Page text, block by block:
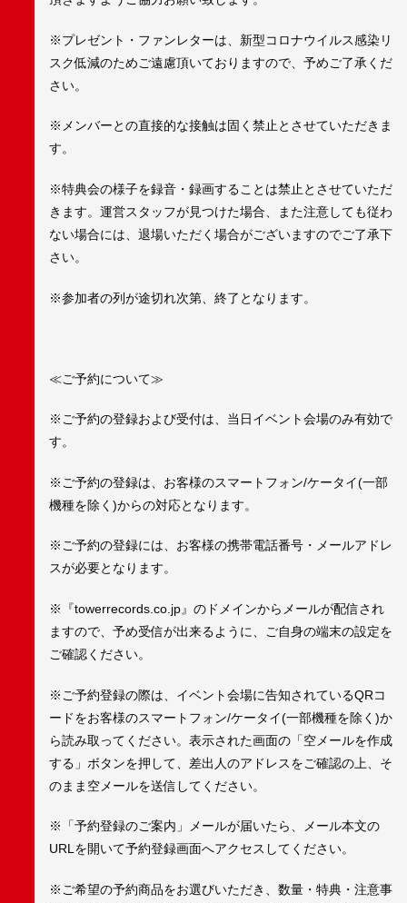
※プレゼント・ファンレターは、新型コロナウイルス感染リ
スク低減のためご遠慮頂いておりますので、予めご了承くだ
さい。
※メンバーとの直接的な接触は固く禁止とさせていただきま
す。
※特典会の様子を録音・録画することは禁止とさせていただ
きます。運営スタッフが見つけた場合、また注意しても従わ
ない場合には、退場いただく場合がございますのでご了承下
さい。
※参加者の列が途切れ次第、終了となります。
≪ご予約について≫
※ご予約の登録および受付は、当日イベント会場のみ有効で
す。
※ご予約の登録は、お客様のスマートフォン/ケータイ(一部
機種を除く)からの対応となります。
※ご予約の登録には、お客様の携帯電話番号・メールアドレ
スが必要となります。
※『towerrecords.co.jp』のドメインからメールが配信され
ますので、予め受信が出来るように、ご自身の端末の設定を
ご確認ください。
※ご予約登録の際は、イベント会場に告知されているQRコ
ードをお客様のスマートフォン/ケータイ(一部機種を除く)か
ら読み取ってください。表示された画面の「空メールを作成
する」ボタンを押して、差出人のアドレスをご確認の上、そ
のまま空メールを送信してください。
※「予約登録のご案内」メールが届いたら、メール本文の
URLを開いて予約登録画面へアクセスしてください。
※ご希望の予約商品をお選びいただき、数量・特典・注意事